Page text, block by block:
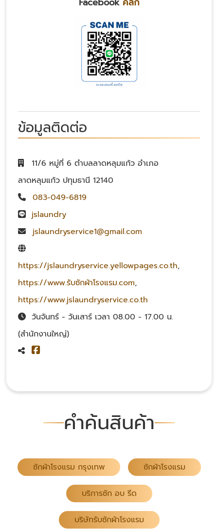
ข้อมูลติดต่อ
11/6 หมู่ที่ 6 ตำบลลาดหลุมแก้ว อำเภอ
ลาดหลุมแก้ว ปทุมธานี 12140
083-049-6819
jslaundry
jslaundryservice1@gmail.com
https://jslaundryservice.yellowpages.co.th,
https://www.รับซักผ้าโรงแรม.com,
https://www.jslaundryservice.co.th
วันจันทร์ - วันเสาร์ เวลา 08.00 - 17.00 น.
(สำนักงานใหญ่)
คำค้นสินค้า
ซักผ้าโรงแรม กรุงเทพ ซักผ้าโรงแรม
บริการซัก อบ รีด
บริษัทรับซักผ้าโรงแรม